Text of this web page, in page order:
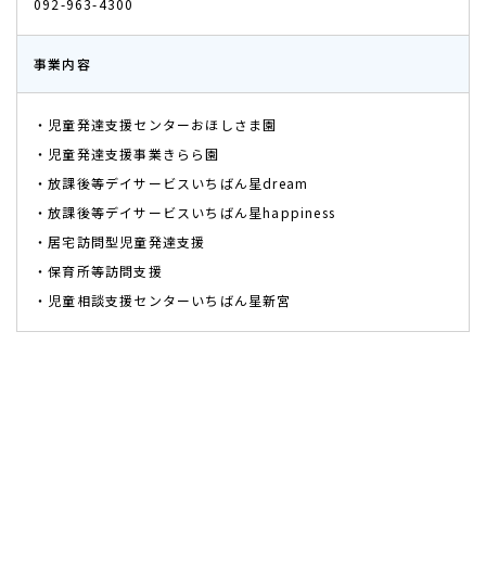
092-963-4300
事業内容
・児童発達支援センターおほしさま園
・児童発達支援事業きらら園
・放課後等デイサービスいちばん星dream
・放課後等デイサービスいちばん星happiness
・居宅訪問型児童発達支援
・保育所等訪問支援
・児童相談支援センターいちばん星新宮